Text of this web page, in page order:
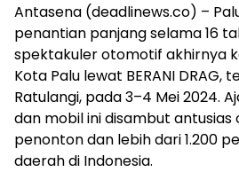
Antasena (deadlinews.co) –
penantian panjang selama 16
spektakuler otomotif akhirnya
Kota Palu lewat BERANI DRAG,
Ratulangi, pada 3–4 Mei 2024.
dan mobil ini disambut antusias
penonton dan lebih dari 1.200
daerah di Indonesia.